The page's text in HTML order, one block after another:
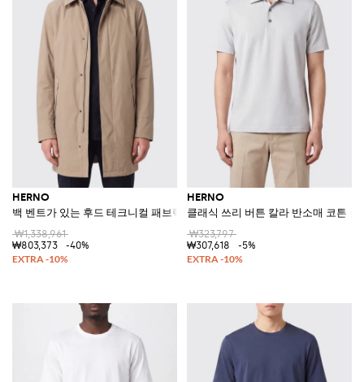
HERNO
백 벤트가 있는 후드 테크니컬 패브릭 레인코트
₩1,338,961
₩803,373
-40%
HERNO
클래식 쓰리 버튼 칼라 반소매 코튼 폴
₩323,797
₩307,618
-5%